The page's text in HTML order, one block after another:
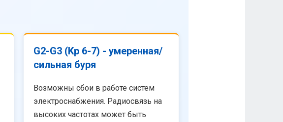
G2-G3 (Kp 6-7) - умеренная/
сильная буря
Возможны сбои в работе систем
электроснабжения. Радиосвязь на
высоких частотах может быть